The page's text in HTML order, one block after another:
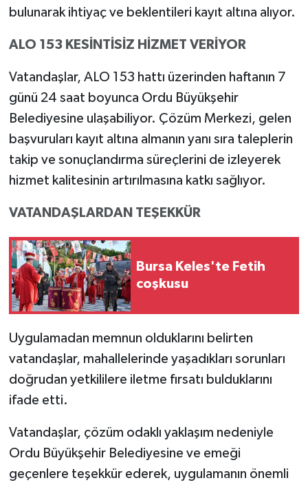
bulunarak ihtiyaç ve beklentileri kayıt altına alıyor.
ALO 153 KESİNTİSİZ HİZMET VERİYOR
Vatandaşlar, ALO 153 hattı üzerinden haftanın 7
günü 24 saat boyunca Ordu Büyükşehir
Belediyesine ulaşabiliyor. Çözüm Merkezi, gelen
başvuruları kayıt altına almanın yanı sıra taleplerin
takip ve sonuçlandırma süreçlerini de izleyerek
hizmet kalitesinin artırılmasına katkı sağlıyor.
VATANDAŞLARDAN TEŞEKKÜR
Bursa Keles'te Fetih
coşkusu
Uygulamadan memnun olduklarını belirten
vatandaşlar, mahallelerinde yaşadıkları sorunları
doğrudan yetkililere iletme fırsatı bulduklarını
ifade etti.
Vatandaşlar, çözüm odaklı yaklaşım nedeniyle
Ordu Büyükşehir Belediyesine ve emeği
geçenlere teşekkür ederek, uygulamanın önemli